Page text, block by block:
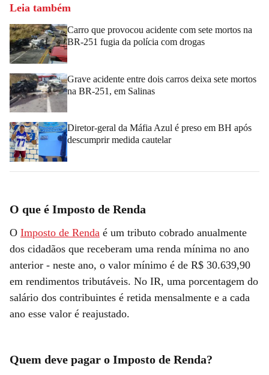
Leia também
Carro que provocou acidente com sete mortos na
BR-251 fugia da polícia com drogas
Grave acidente entre dois carros deixa sete mortos
na BR-251, em Salinas
Diretor-geral da Máfia Azul é preso em BH após
descumprir medida cautelar
O que é Imposto de Renda
O Imposto de Renda é um tributo cobrado anualmente
dos cidadãos que receberam uma renda mínima no ano
anterior - neste ano, o valor mínimo é de R$ 30.639,90
em rendimentos tributáveis. No IR, uma porcentagem do
salário dos contribuintes é retida mensalmente e a cada
ano esse valor é reajustado.
Quem deve pagar o Imposto de Renda?